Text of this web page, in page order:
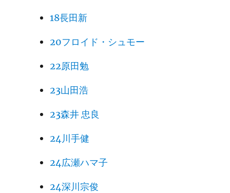
18長田新
20フロイド・シュモー
22原田勉
23山田浩
23森井 忠良
24川手健
24広瀬ハマ子
24深川宗俊